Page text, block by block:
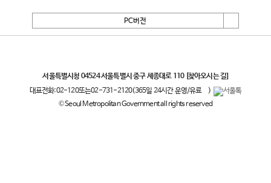
PC버전
서울특별시청 04524 서울특별시 중구 세종대로 110 [찾아오시는 길]
대표전화:02-120또는02-731-2120(365일 24시간 운영/유료
)
© Seoul Metropolitan Government all rights reserved